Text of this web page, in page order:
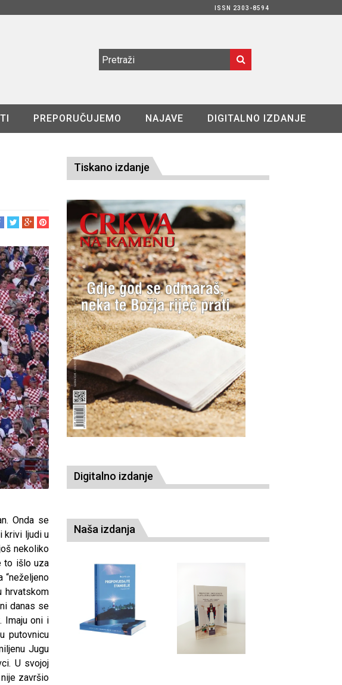
ISSN 2303-8594
PREPORUČUJEMO NAJAVE DIGITALNO IZDANJE
Onda se
krivi ljudi u
nekoliko
to išlo uza
“neželjeno
hrvatskom
danas se
Imaju oni i
putovnicu
Jugu
U svojoj
završio
Tiskano izdanje
Digitalno izdanje
Naša izdanja